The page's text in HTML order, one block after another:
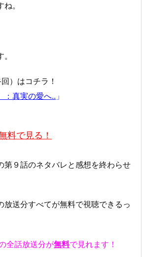
。
）はコチラ！
：真実の愛へ.. 」
料で見る！
第９話のネタバレと感想を終わらせ
放送分すべてが無料で視聴できるっ
全話放送分が無料で見れます！